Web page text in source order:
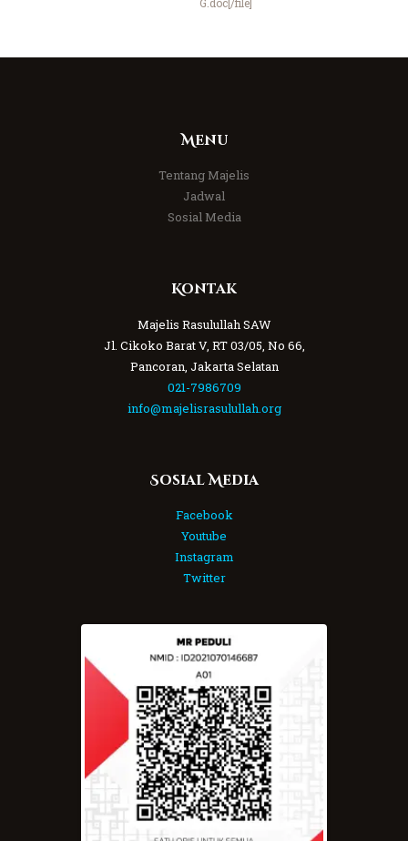
Menu
Tentang Majelis
Jadwal
Sosial Media
Kontak
Majelis Rasulullah SAW
Jl. Cikoko Barat V, RT 03/05, No 66,
Pancoran, Jakarta Selatan
021-7986709
info@majelisrasulullah.org
Sosial Media
Facebook
Youtube
Instagram
Twitter